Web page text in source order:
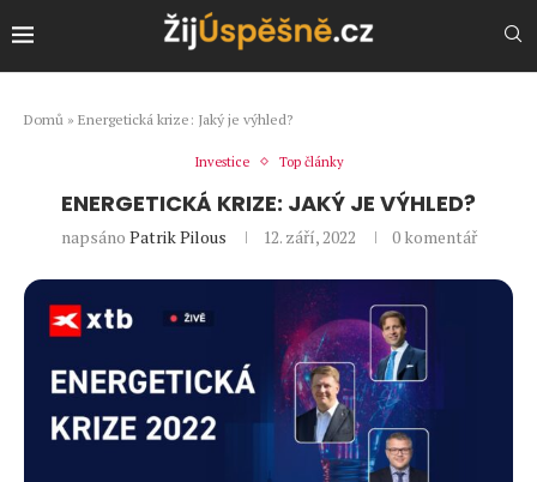
Domů » Energetická krize: Jaký je výhled?
Investice Top články
ENERGETICKÁ KRIZE: JAKÝ JE VÝHLED?
napsáno Patrik Pilous 12. září, 2022 0 komentář